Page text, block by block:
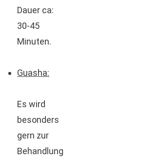
Dauer ca:
30-45
Minuten.
Guasha:
Es wird
besonders
gern zur
Behandlung